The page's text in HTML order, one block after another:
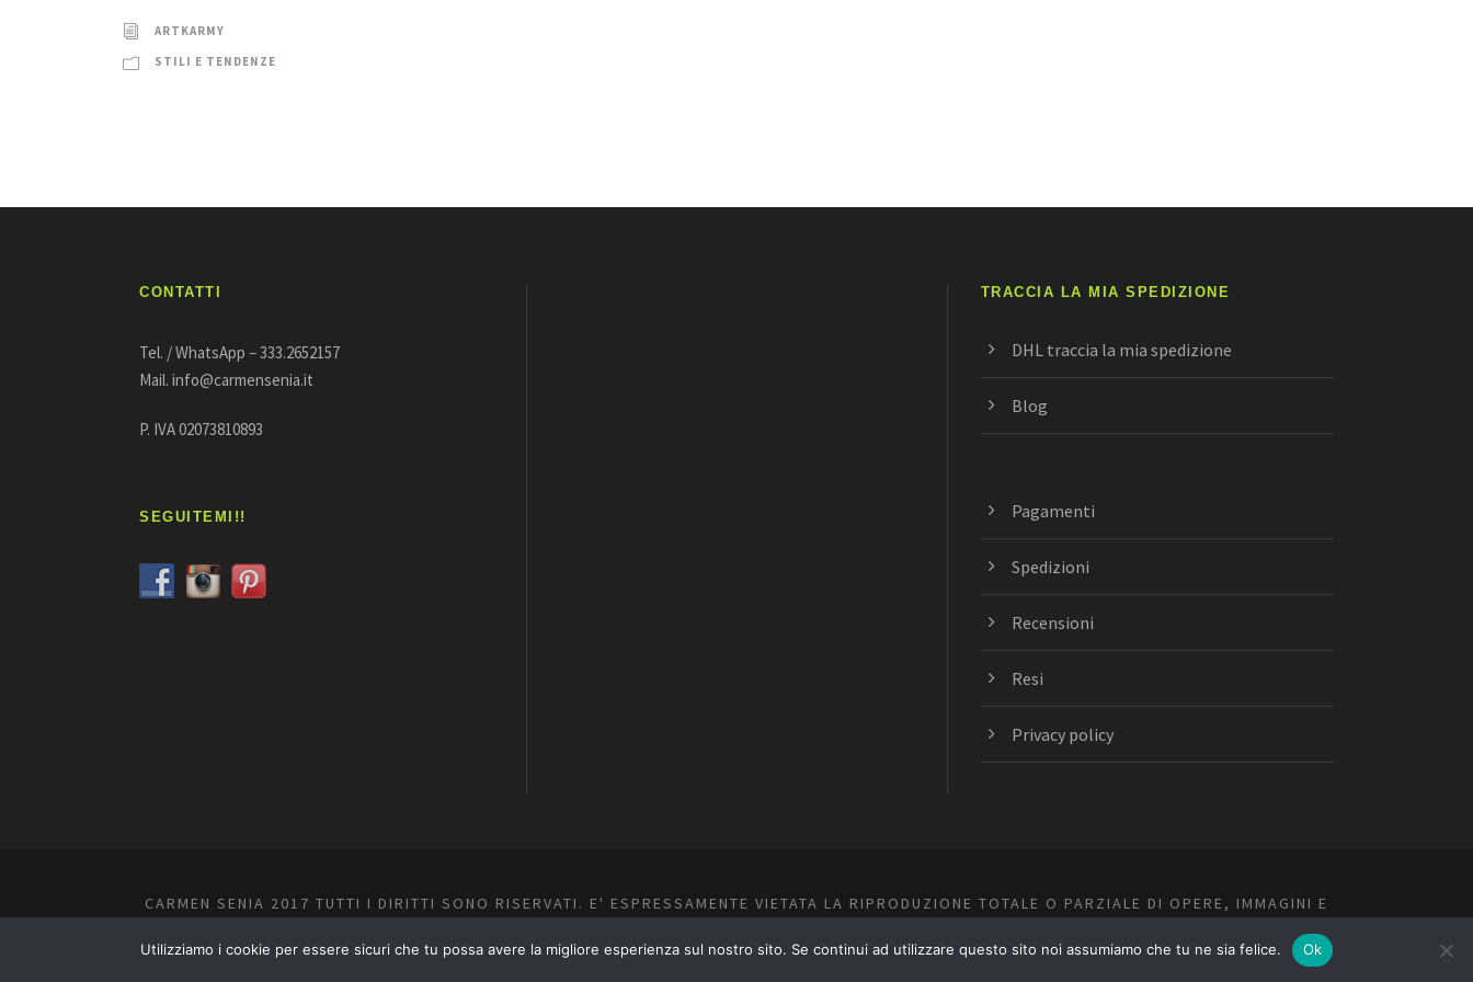
ARTKARMY
STILI E TENDENZE
CONTATTI
Tel. / WhatsApp – 333.2652157
Mail. info@carmensenia.it
P. IVA 02073810893
SEGUITEMI!!
TRACCIA LA MIA SPEDIZIONE
DHL traccia la mia spedizione
Blog
Pagamenti
Spedizioni
Recensioni
Resi
Privacy policy
CARMEN SENIA 2017 TUTTI I DIRITTI SONO RISERVATI. E' ESPRESSAMENTE VIETATA LA RIPRODUZIONE TOTALE O PARZIALE DI OPERE, IMMAGINI E
Utilizziamo i cookie per essere sicuri che tu possa avere la migliore esperienza sul nostro sito. Se continui ad utilizzare questo sito noi assumiamo che tu ne sia felice. Ok